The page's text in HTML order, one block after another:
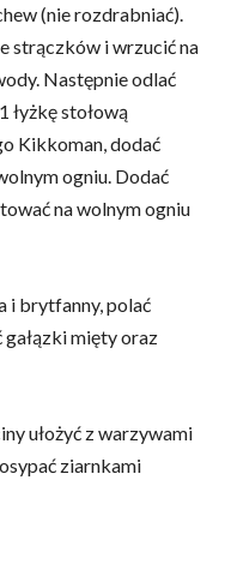
(nie rozdrabniać).
strączków i wrzucić na
Następnie odlać
łyżkę stołową
Kikkoman, dodać
ogniu. Dodać
na wolnym ogniu
i brytfanny, polać
gałązki mięty oraz
ułożyć z warzywami
ziarnkami